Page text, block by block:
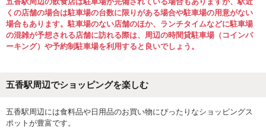
くの店舗の場合は駐車場の台数に限りがある場合や駐車場の用意がない
場合もあります。駐車場のない店舗のほか、ランチタイムなどに駐車場
の混雑が予想される店舗に訪れる際は、周辺の時間貸駐車場（コインパ
ーキング）や予約制駐車場を利用すると良いでしょう。
五香駅周辺でショッピングを楽しむ
五香駅周辺には食料品や日用品のお買い物にぴったりなショッピングス
ポットが豊富です。